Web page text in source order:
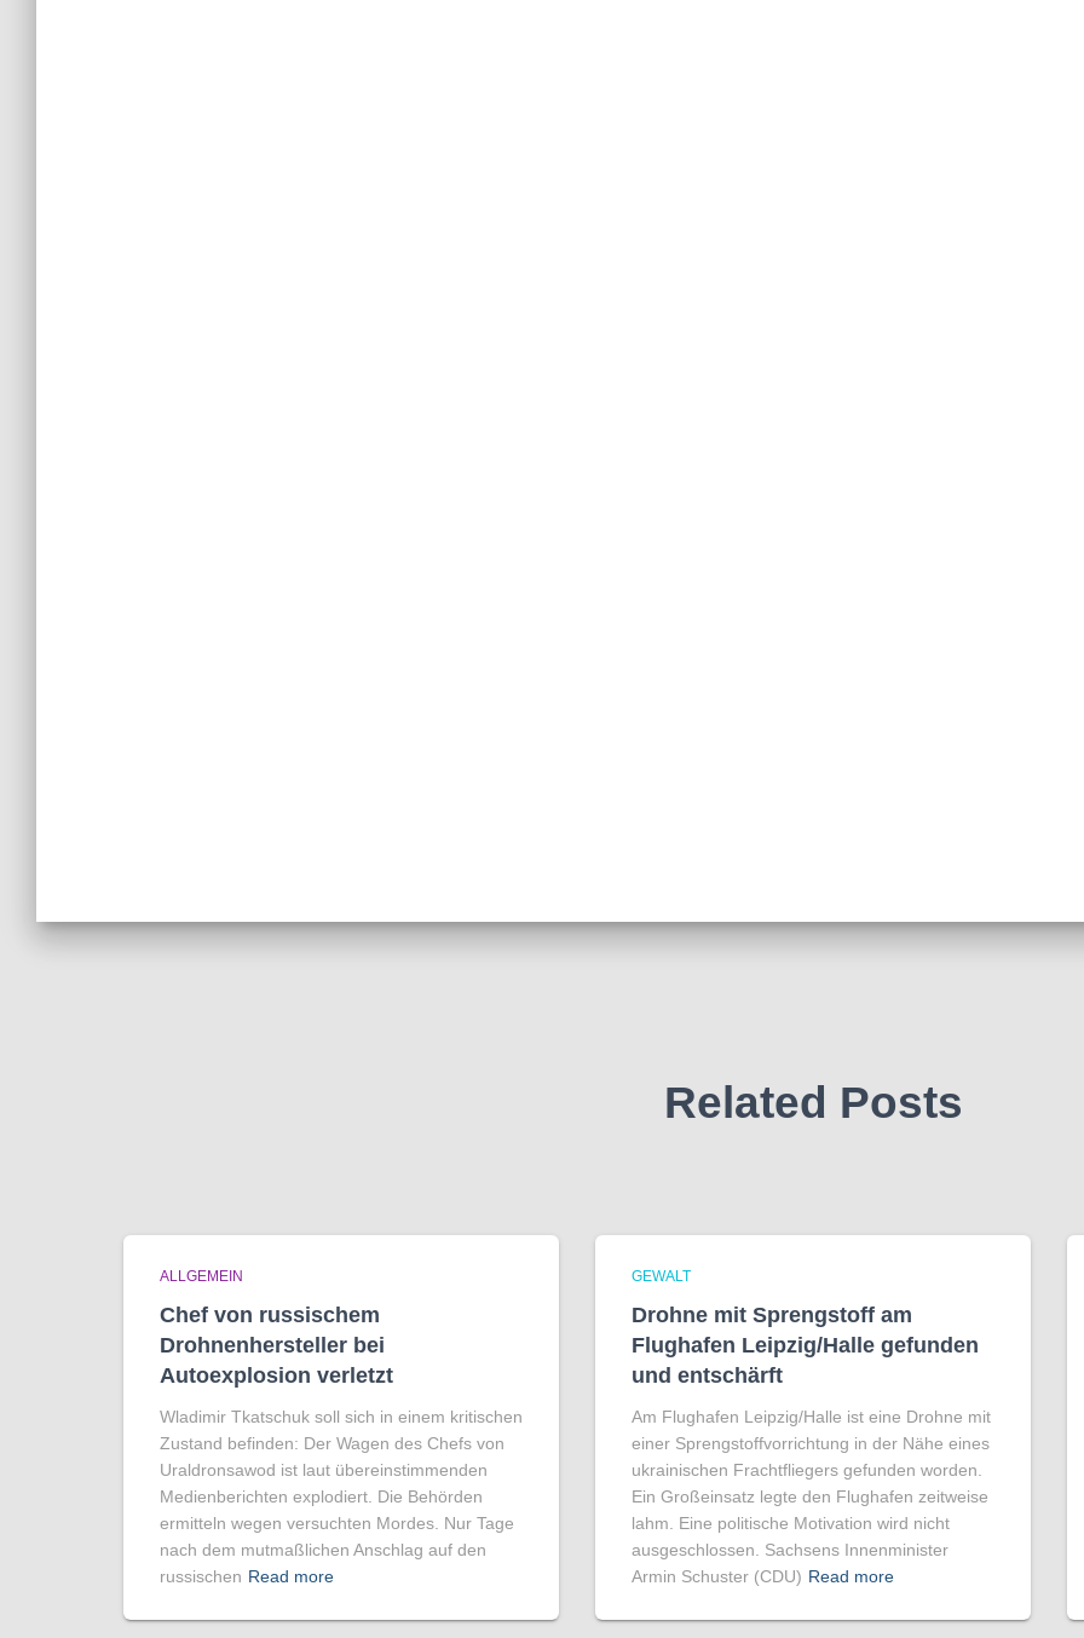
Related Posts
ALLGEMEIN
Chef von russischem
Drohnenhersteller bei
Autoexplosion verletzt
Wladimir Tkatschuk soll sich in einem kritischen
Zustand befinden: Der Wagen des Chefs von
Uraldronsawod ist laut übereinstimmenden
Medienberichten explodiert. Die Behörden
ermitteln wegen versuchten Mordes. Nur Tage
nach dem mutmaßlichen Anschlag auf den
russischen Read more
GEWALT
Drohne mit Sprengstoff am
Flughafen Leipzig/Halle gefunden
und entschärft
Am Flughafen Leipzig/Halle ist eine Drohne mit
einer Sprengstoffvorrichtung in der Nähe eines
ukrainischen Frachtfliegers gefunden worden.
Ein Großeinsatz legte den Flughafen zeitweise
lahm. Eine politische Motivation wird nicht
ausgeschlossen. Sachsens Innenminister
Armin Schuster (CDU) Read more